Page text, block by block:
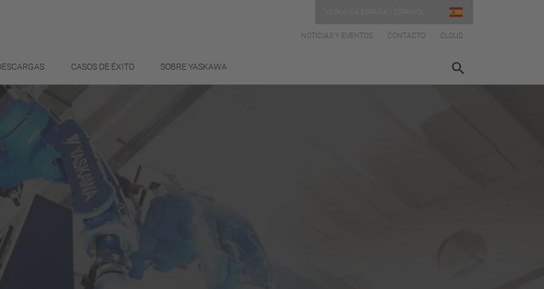
NOTICIAS Y EVENTOS CONTACTO CLOUD
CASOS DE ÉXITO SOBRE YASKAWA